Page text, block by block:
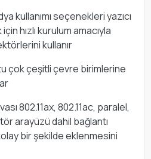
kullanımı seçenekleri yazıcı
hızlı kurulum amacıyla
kullanır
çok çeşitli çevre birimlerine
802.11ax, 802.11ac, paralel,
arayüzü dahil bağlantı
bir şekilde eklenmesini